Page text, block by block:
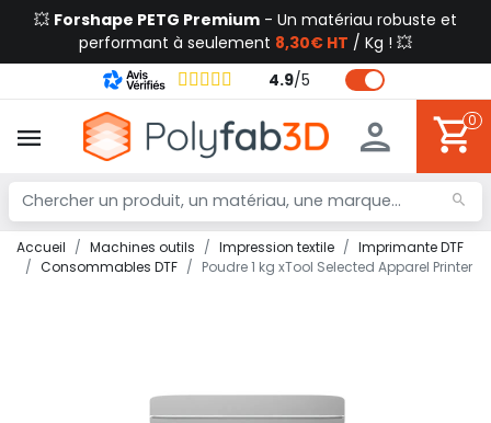
💥 Forshape PETG Premium - Un matériau robuste et
performant à seulement 8,30€ HT / Kg ! 💥
4.9/5
0
Accueil Machines outils Impression textile
Imprimante DTF
Consommables DTF
Poudre 1 kg xTool Selected Apparel Printer